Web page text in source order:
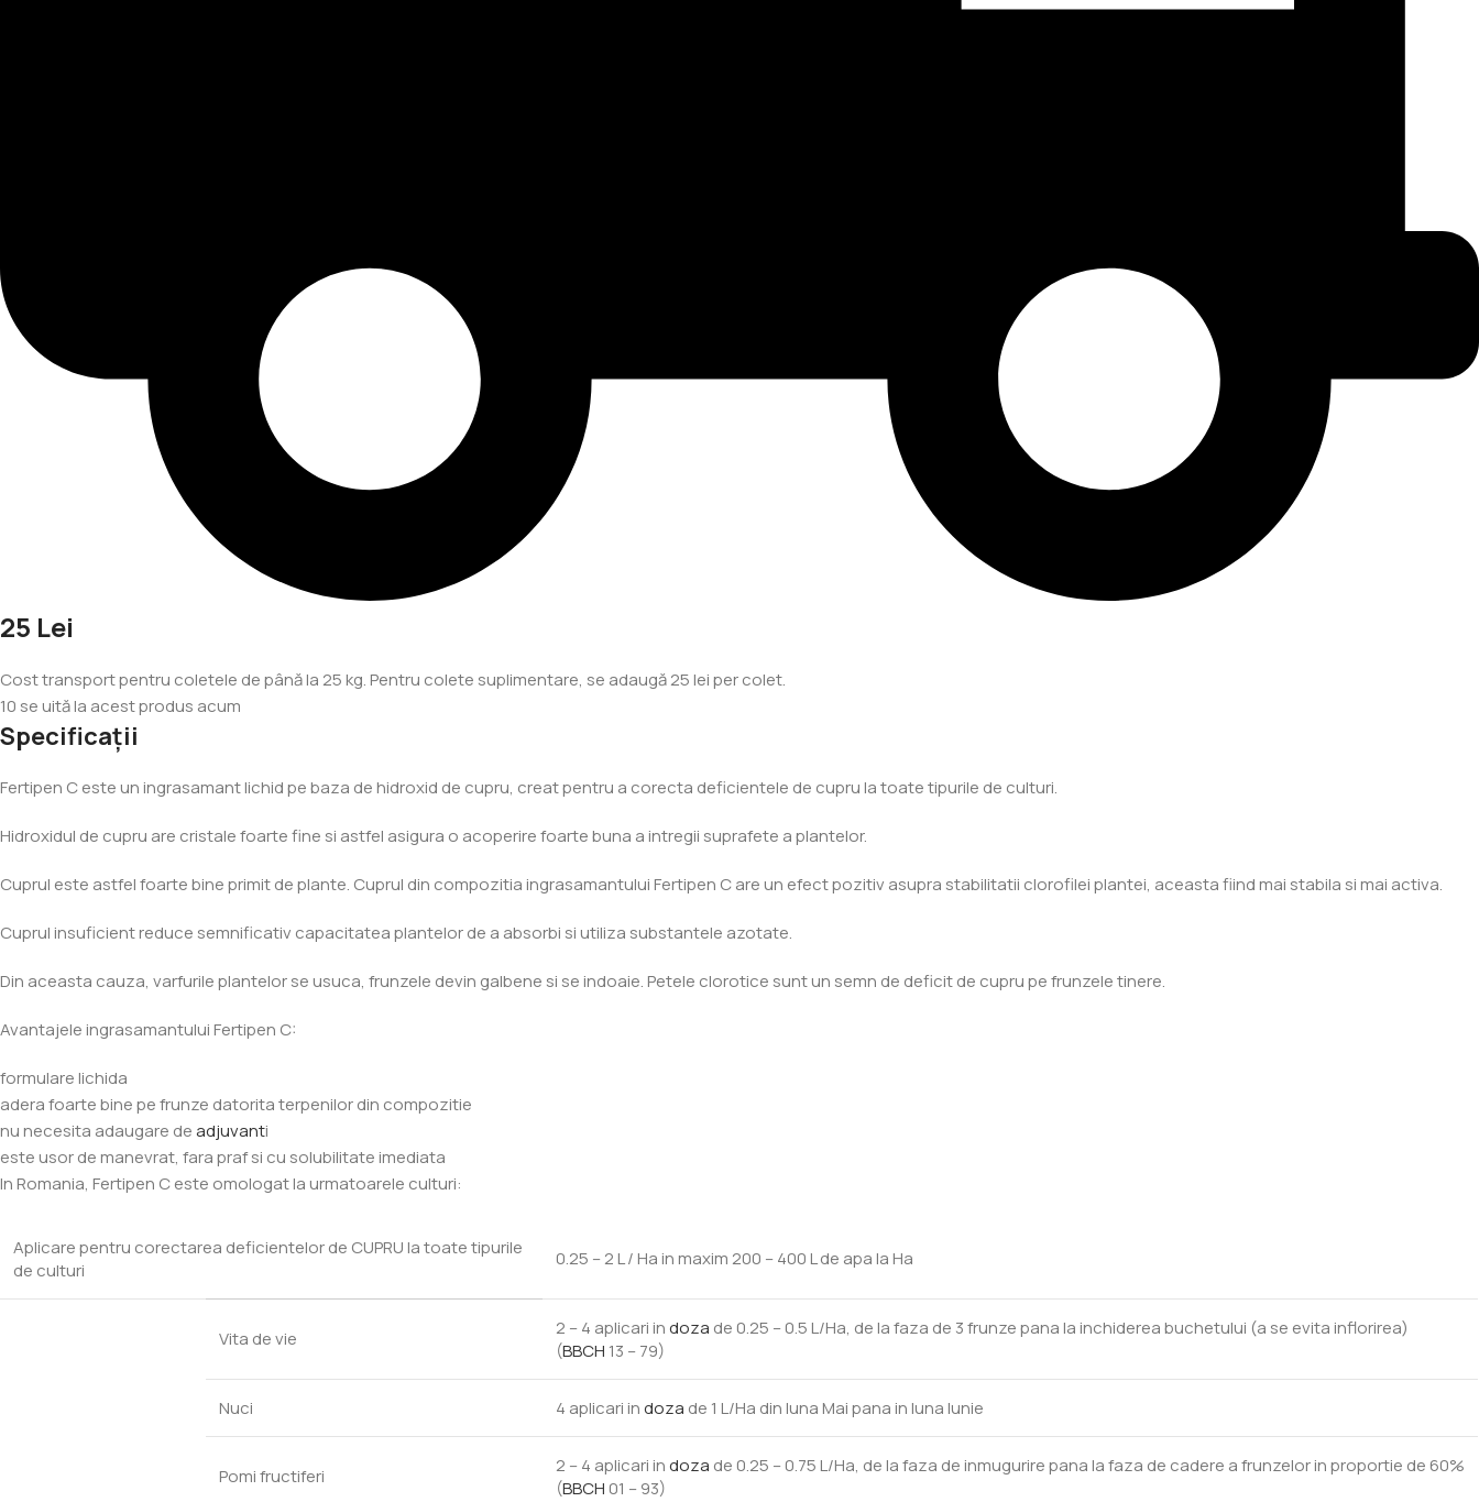
25 Lei
Cost transport pentru coletele de până la 25 kg. Pentru colete suplimentare, se adaugă 25 lei per colet.
10 se uită la acest produs acum
Specificații
Fertipen C este un ingrasamant lichid pe baza de hidroxid de cupru, creat pentru a corecta deficientele de cupru la toate tipurile de culturi.
Hidroxidul de cupru are cristale foarte fine si astfel asigura o acoperire foarte buna a intregii suprafete a plantelor.
Cuprul este astfel foarte bine primit de plante. Cuprul din compozitia ingrasamantului Fertipen C are un efect pozitiv asupra stabilitatii clorofilei plantei, aceasta fiind mai stabila si mai activa.
Cuprul insuficient reduce semnificativ capacitatea plantelor de a absorbi si utiliza substantele azotate.
Din aceasta cauza, varfurile plantelor se usuca, frunzele devin galbene si se indoaie. Petele clorotice sunt un semn de deficit de cupru pe frunzele tinere.
Avantajele ingrasamantului Fertipen C:
formulare lichida
adera foarte bine pe frunze datorita terpenilor din compozitie
nu necesita adaugare deadjuvanti
este usor de manevrat, fara praf si cu solubilitate imediata
In Romania, Fertipen C este omologat la urmatoarele culturi:
Aplicare pentru corectarea deficientelor de CUPRU la toate tipurile
de culturi
0.25 – 2 L / Ha in maxim 200 – 400 L de apa la Ha
Vita de vie 2 – 4 aplicari indoza de 0.25 – 0.5 L/Ha, de la faza de 3 frunze pana la inchiderea buchetului (a se evita inflorirea)
(BBCH 13 – 79)
Nuci 4 aplicari indoza de 1 L/Ha din luna Mai pana in luna Iunie
Pomi fructiferi 2 – 4 aplicari indoza de 0.25 – 0.75 L/Ha, de la faza de inmugurire pana la faza de cadere a frunzelor in proportie de 60%
(BBCH01 – 93)